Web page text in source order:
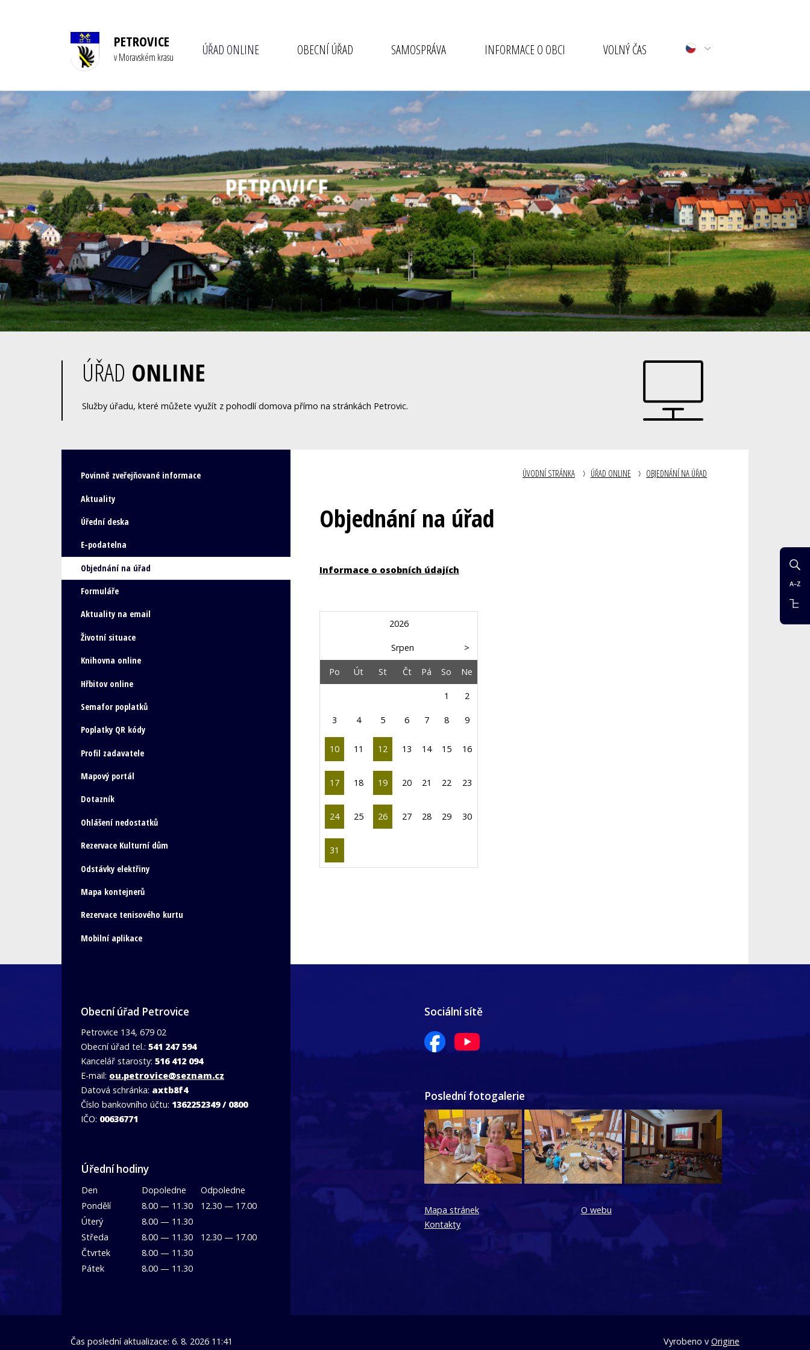
PETROVICE
v Moravském krasu ÚŘAD ONLINE OBECNÍ ÚŘAD SAMOSPRÁVA INFORMACE O OBCI VOLNÝ ČAS
ÚŘAD ONLINE
Služby úřadu, které můžete využít z pohodlí domova přímo na stránkách Petrovic.
ÚVODNÍ STRÁNKA ÚŘAD ONLINE OBJEDNÁNÍ NA ÚŘAD
Objednání na úřad
Informace o osobních údajích
2026
Srpen >
Po Út St Čt Pá So Ne
1 2
3 4 5 6 7 8 9
10 11 12 13 14 15 16
17 18 19 20 21 22 23
24 25 26 27 28 29 30
31
Povinně zveřejňované informace
Aktuality
Úřední deska
E-podatelna
Objednání na úřad
Formuláře
Aktuality na email
Životní situace
Knihovna online
Hřbitov online
Semafor poplatků
Poplatky QR kódy
Profil zadavatele
Mapový portál
Dotazník
Ohlášení nedostatků
Rezervace Kulturní dům
Odstávky elektřiny
Mapa kontejnerů
Rezervace tenisového kurtu
Mobilní aplikace
Obecní úřad Petrovice
Petrovice 134, 679 02
Obecní úřad tel.: 541 247 594
Kancelář starosty: 516 412 094
E-mail: ou.petrovice@seznam.cz
Datová schránka: axtb8f4
Číslo bankovního účtu: 1362252349 / 0800
IČO: 00636771
Úřední hodiny
Den Dopoledne
Odpoledne
Pondělí
8.00 — 11.30
12.30 — 17.00
Úterý
8.00 — 11.30
Středa
8.00 — 11.30
12.30 — 17.00
Čtvrtek
8.00 — 11.30
Pátek
8.00 — 11.30
Sociální sítě
Poslední fotogalerie
Mapa stránek
Kontakty
O webu
Čas poslední aktualizace: 6. 8. 2026 11:41 Vyrobeno v Origine